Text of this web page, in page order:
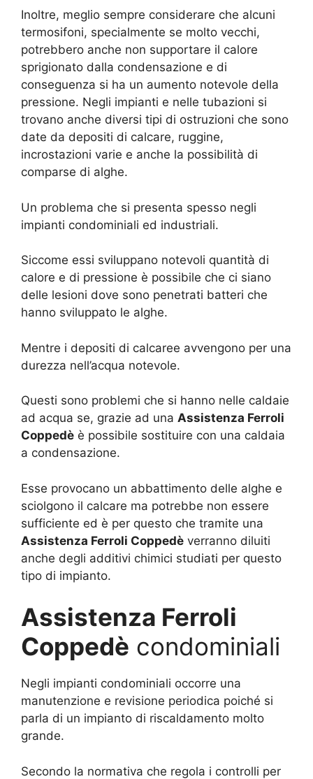
Inoltre, meglio sempre considerare che alcuni
termosifoni, specialmente se molto vecchi,
potrebbero anche non supportare il calore
sprigionato dalla condensazione e di
conseguenza si ha un aumento notevole della
pressione. Negli impianti e nelle tubazioni si
trovano anche diversi tipi di ostruzioni che sono
date da depositi di calcare, ruggine,
incrostazioni varie e anche la possibilità di
comparse di alghe.
Un problema che si presenta spesso negli
impianti condominiali ed industriali.
Siccome essi sviluppano notevoli quantità di
calore e di pressione è possibile che ci siano
delle lesioni dove sono penetrati batteri che
hanno sviluppato le alghe.
Mentre i depositi di calcaree avvengono per una
durezza nell’acqua notevole.
Questi sono problemi che si hanno nelle caldaie
ad acqua se, grazie ad una Assistenza Ferroli
Coppedè è possibile sostituire con una caldaia
a condensazione.
Esse provocano un abbattimento delle alghe e
sciolgono il calcare ma potrebbe non essere
sufficiente ed è per questo che tramite una
Assistenza Ferroli Coppedè verranno diluiti
anche degli additivi chimici studiati per questo
tipo di impianto.
Assistenza Ferroli
Coppedè condominiali
Negli impianti condominiali occorre una
manutenzione e revisione periodica poiché si
parla di un impianto di riscaldamento molto
grande.
Secondo la normativa che regola i controlli per